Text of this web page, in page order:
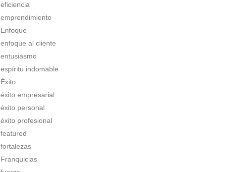
eficiencia
emprendimiento
Enfoque
enfoque al cliente
entusiasmo
espíritu indomable
Éxito
éxito empresarial
éxito personal
éxito profesional
featured
fortalezas
Franquicias